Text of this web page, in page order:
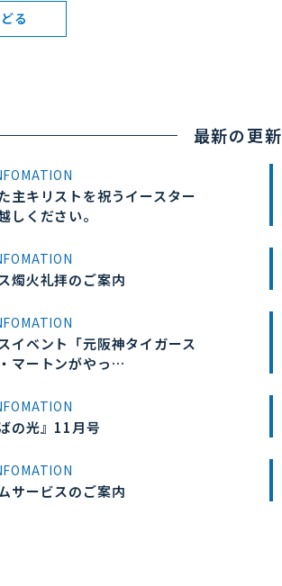
る
最新の更新
主キリストを祝うイースター
しください。
燭火礼拝のご案内
イベント「元阪神タイガース
マートンがやっ…
の光』11月号
サービスのご案内